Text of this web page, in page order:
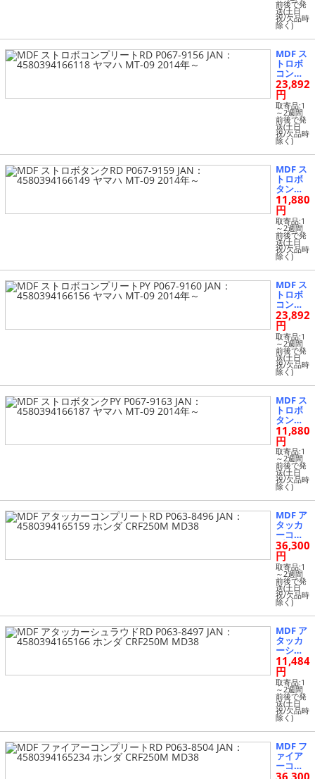
101 ヤ
マハ MT
-09 2014
年～
前後で発
送(土日
祝/欠品時
除く)
MDF ス
トロボ
コンプ
リートR
D P067-
9156 JA
N：458
0394166
118 ヤ
マハ MT
-09 2014
23,892
円
取寄品:1
～2週間
前後で発
送(土日
祝/欠品時
除く)
MDF ス
トロボ
タンクR
D P067-
9159 JA
N：458
0394166
149 ヤ
マハ MT
-09 2014
年～
11,880
円
取寄品:1
～2週間
前後で発
送(土日
祝/欠品時
除く)
MDF ス
トロボ
コンプ
リートP
Y P067-
9160 JA
N：458
0394166
156 ヤ
マハ MT
-09 2014
23,892
円
取寄品:1
～2週間
前後で発
送(土日
祝/欠品時
除く)
MDF ス
トロボ
タンクP
Y P067-
9163 JA
N：458
0394166
187 ヤ
マハ MT
-09 2014
年～
11,880
円
取寄品:1
～2週間
前後で発
送(土日
祝/欠品時
除く)
MDF ア
タッカ
ーコン
プリー
トRD P
063-849
6 JAN：
4580394
165159
ホンダ
CRF250
8
36,300
円
取寄品:1
～2週間
前後で発
送(土日
祝/欠品時
除く)
MDF ア
タッカ
ーシュ
ラウドR
D P063-
8497 JA
N：458
0394165
166 ホ
ンダ CR
F250M
11,484
円
取寄品:1
～2週間
前後で発
送(土日
祝/欠品時
除く)
MDF フ
ァイア
ーコン
プリー